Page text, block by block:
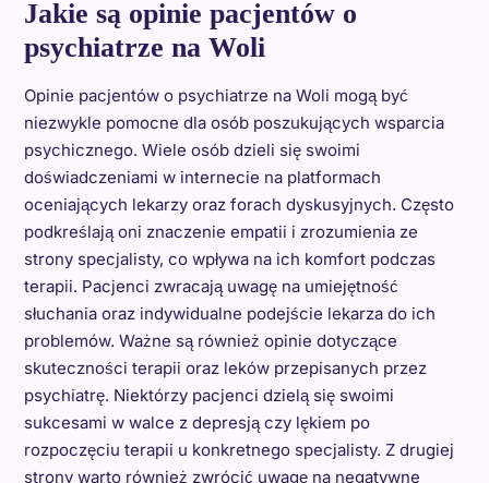
Jakie są opinie pacjentów o
psychiatrze na Woli
Opinie pacjentów o psychiatrze na Woli mogą być
niezwykle pomocne dla osób poszukujących wsparcia
psychicznego. Wiele osób dzieli się swoimi
doświadczeniami w internecie na platformach
oceniających lekarzy oraz forach dyskusyjnych. Często
podkreślają oni znaczenie empatii i zrozumienia ze
strony specjalisty, co wpływa na ich komfort podczas
terapii. Pacjenci zwracają uwagę na umiejętność
słuchania oraz indywidualne podejście lekarza do ich
problemów. Ważne są również opinie dotyczące
skuteczności terapii oraz leków przepisanych przez
psychiatrę. Niektórzy pacjenci dzielą się swoimi
sukcesami w walce z depresją czy lękiem po
rozpoczęciu terapii u konkretnego specjalisty. Z drugiej
strony warto również zwrócić uwagę na negatywne